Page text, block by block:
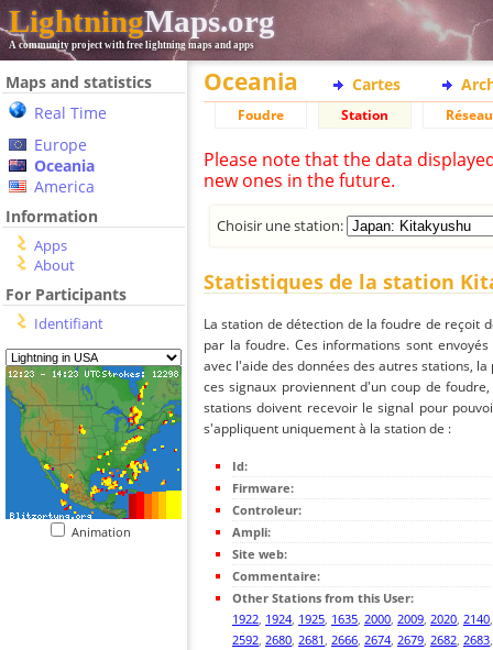
LightningMaps.org
A community project with free lightning maps and apps
Maps and statistics
Real Time
Europe
Oceania
America
Information
Apps
About
For Participants
Identifiant
Animation
Oceania Cartes
Foudre Station Réseau
Please note that the data
new ones in the future.
Choisir une station:
Statistiques de la station
La station de détection de la foudre de reçoit
par la foudre. Ces informations sont
avec l'aide des données des autres stations,
ces signaux proviennent d'un coup de
stations doivent recevoir le signal pour
s'appliquent uniquement à la station de :
Id:
Firmware:
Controleur:
Ampli:
Site web:
Commentaire:
Other Stations from this User:
1922, 1924, 1925, 1635, 2000, 2009, 2020, 2140
2592, 2680, 2681, 2666, 2674, 2679, 2682, 2683